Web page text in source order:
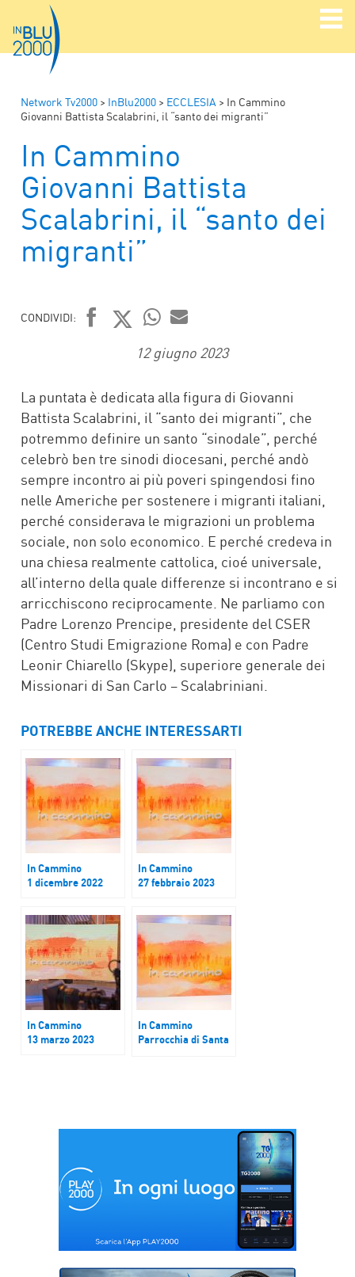
Network Tv2000 > InBlu2000 > ECCLESIA > In Cammino
Giovanni Battista Scalabrini, il “santo dei migranti”
In Cammino
Giovanni Battista
Scalabrini, il “santo dei
migranti”
CONDIVIDI:
FACEBOOK
TWITTER
WHATSAPP
MAIL
12 giugno 2023
La puntata è dedicata alla figura di Giovanni
Battista Scalabrini, il “santo dei migranti”, che
potremmo definire un santo “sinodale”, perché
celebrò ben tre sinodi diocesani, perché andò
sempre incontro ai più poveri spingendosi fino
nelle Americhe per sostenere i migranti italiani,
perché considerava le migrazioni un problema
sociale, non solo economico. E perché credeva in
una chiesa realmente cattolica, cioé universale,
all’interno della quale differenze si incontrano e si
arricchiscono reciprocamente. Ne parliamo con
Padre Lorenzo Prencipe, presidente del CSER
(Centro Studi Emigrazione Roma) e con Padre
Leonir Chiarello (Skype), superiore generale dei
Missionari di San Carlo – Scalabriniani.
POTREBBE ANCHE INTERESSARTI
In Cammino
1 dicembre 2022
In Cammino
27 febbraio 2023
In Cammino
13 marzo 2023
In Cammino
Parrocchia di Santa